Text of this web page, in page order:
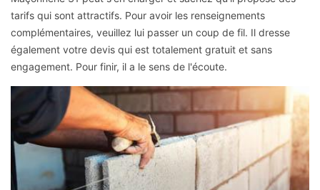
tarifs qui sont attractifs. Pour avoir les renseignements
complémentaires, veuillez lui passer un coup de fil. Il dresse
également votre devis qui est totalement gratuit et sans
engagement. Pour finir, il a le sens de l'écoute.